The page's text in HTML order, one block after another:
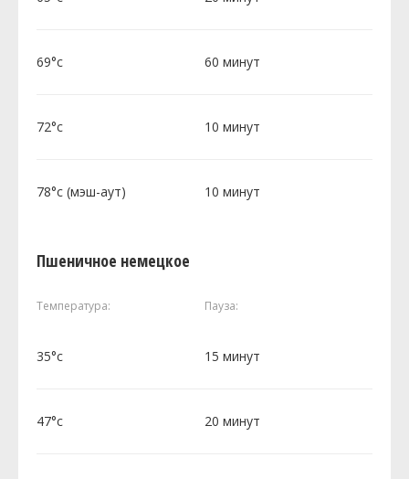
69°c 60 минут
72°c 10 минут
78°c (мэш-аут) 10 минут
Пшеничное немецкое
Температура: Пауза:
35°c 15 минут
47°c 20 минут